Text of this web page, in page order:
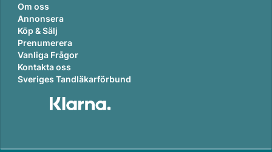
Om oss
Annonsera
Köp & Sälj
Prenumerera
Vanliga Frågor
Kontakta oss
Sveriges Tandläkarförbund